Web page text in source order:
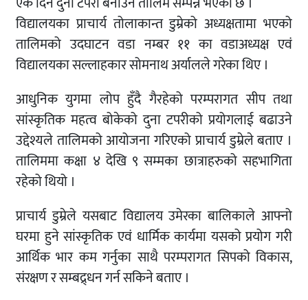
विद्यालयका प्राचार्य तोलाकान्त डुम्रेको अध्यक्षतामा भएको
तालिमको उदघाटन वडा नम्बर ११ का वडाअध्यक्ष एवं
विद्यालयका सल्लाहकार सोमनाथ अर्यालले गरेका थिए ।
आधुनिक युगमा लोप हुँदै गैरहेको परम्परागत सीप तथा
सांस्कृतिक महत्व बोकेको दुना टपरीको प्रयोगलाई बढाउने
उद्देश्यले तालिमको आयोजना गरिएको प्राचार्य डुम्रेले बताए ।
तालिममा कक्षा ४ देखि ९ सम्मका छात्राहरुको सहभागिता
रहेको थियो ।
प्राचार्य डुम्रेले यसबाट विद्यालय उमेरका बालिकाले आफ्नो
घरमा हुने सांस्कृतिक एवं धार्मिक कार्यमा यसको प्रयोग गरी
आर्थिक भार कम गर्नुका साथै परम्परागत सिपको विकास,
संरक्षण र सम्बद्र्धन गर्न सकिने बताए ।